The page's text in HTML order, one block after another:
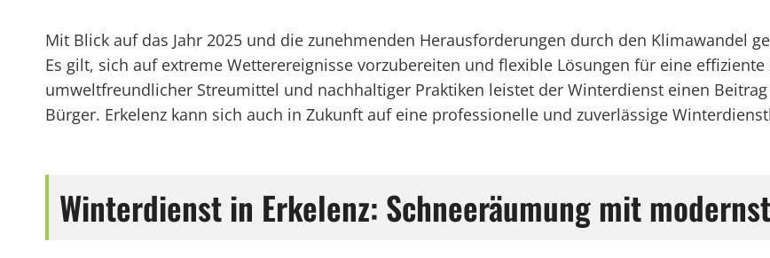
Mit Blick auf das Jahr 2025 und die zunehmenden Herausforderungen durch den Klimawandel
Es gilt, sich auf extreme Wetterereignisse vorzubereiten und flexible Lösungen für eine
umweltfreundlicher Streumittel und nachhaltiger Praktiken leistet der Winterdienst einen
Bürger. Erkelenz kann sich auch in Zukunft auf eine professionelle und zuverlässige
Winterdienst in Erkelenz: Schneeräumung mit